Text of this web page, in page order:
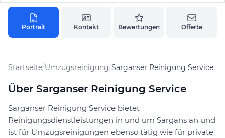
Portrait Kontakt Bewertungen Offerte
Startseite/Umzugsreinigung/Sarganser Reinigung Service
Über Sarganser Reinigung Service
Sarganser Reinigung Service bietet
Reinigungsdienstleistungen in und um Sargans an und
ist für Umzugsreinigungen ebenso tätig wie für private